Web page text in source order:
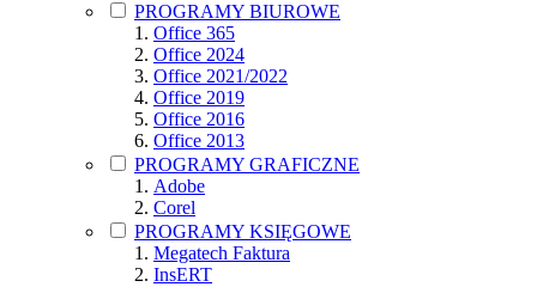
PROGRAMY BIUROWE
Office 365
Office 2024
Office 2021/2022
Office 2019
Office 2016
Office 2013
PROGRAMY GRAFICZNE
Adobe
Corel
PROGRAMY KSIĘGOWE
Megatech Faktura
InsERT